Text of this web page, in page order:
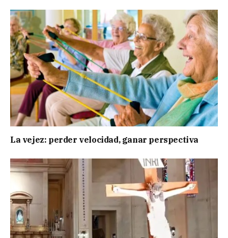
La vejez: perder velocidad, ganar perspectiva